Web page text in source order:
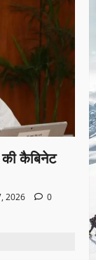
की कैबिनेट
2026
0